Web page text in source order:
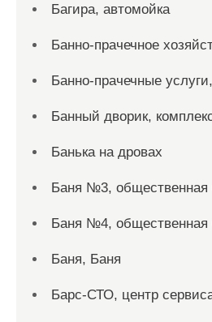
Багира, автомойка
Банно-прачечное
Банно-прачечные
Банный дворик,
Банька на дровах
Баня №3, общественная
Баня №4, общественная
Баня, Баня
Барс-СТО, центр